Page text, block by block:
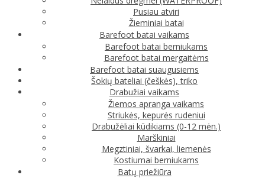
Pusiau atviri
Žieminiai batai
Barefoot batai vaikams
Barefoot batai berniukams
Barefoot batai mergaitėms
Barefoot batai suaugusiems
Šokių bateliai (češkės), triko
Drabužiai vaikams
Žiemos apranga vaikams
Striukės, kepurės rudeniui
Drabužėliai kūdikiams (0-12 mėn.)
Marškiniai
Megztiniai, švarkai, liemenės
Kostiumai berniukams
Batų priežiūra